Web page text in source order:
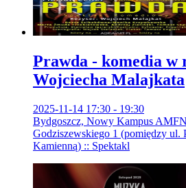
Prawda - komedia w
Wojciecha Malajkata
2025-11-14 17:30 - 19:30
Bydgoszcz, Nowy Kampus
Godziszewskiego 1 (pomiędzy ul.
Kamienną) :: Spektakl